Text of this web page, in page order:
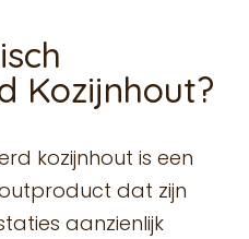
Kozijnhout?
kozijnhout is een
dat zijn
aanzienlijk